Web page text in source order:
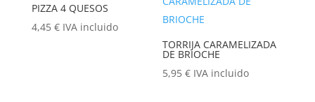
PIZZA 4 QUESOS
4,45 € IVA incluido
TORRIJA CARAMELIZADA
DE BRIOCHE
5,95€ IVA incluido